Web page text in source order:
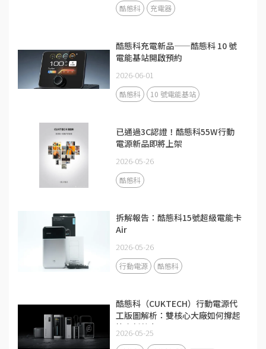
酷態科 充電器
酷態科充電新品——酷態科 10 號
電能基站開啟預約
2026-06-01
酷態科 10 號電能基站
已通過3C認證！酷態科55W行動
電源新品即將上架
2026-05-26
酷態科
拆解報告：酷態科15號超級電能卡
Air
2026-05-26
行動電源 酷態科
酷態科（CUKTECH）行動電源代
工版圖解析：雙核心大廠如何撐起
快充新勢力？
2026-05-25